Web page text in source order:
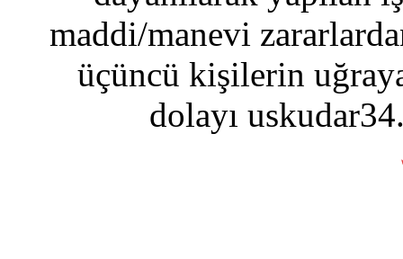
maddi/manevi
üçüncü kişilerin
dolayı